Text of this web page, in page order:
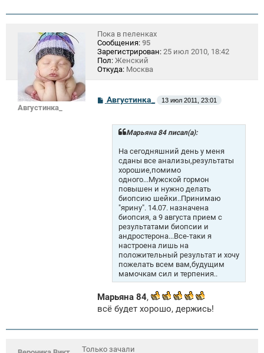
Августинка_
Пока в пеленках
Сообщения: 95
Зарегистрирован: 25 июл 2010, 18:42
Пол: Женский
Откуда: Москва
С
Августинка_ 13 июл 2011, 23:01
Марьяна 84 писал(а):
На сегодняшний день у меня
сданы все анализы,результаты
хорошие,помимо
одного...Мужской гормон
повышен и нужно делать
биопсию шейки..Принимаю
"ярину". 14.07. назначена
биопсия, а 9 августа прием с
результатами биопсии и
андростерона...Все-таки я
настроена лишь на
положительный результат и хочу
пожелать всем вам,будущим
мамочкам сил и терпения..
Марьяна 84,
всё будет хорошо, держись!
Только зачали